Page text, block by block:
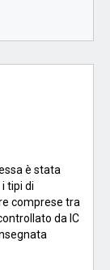
è stata
tipi di
comprese tra
da IC